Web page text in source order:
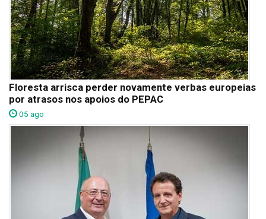
Floresta arrisca perder novamente verbas europeias
por atrasos nos apoios do PEPAC
05 ago